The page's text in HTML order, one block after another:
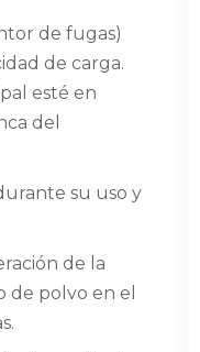
de fugas)
de carga.
esté en
del
su uso y
de la
de polvo en el